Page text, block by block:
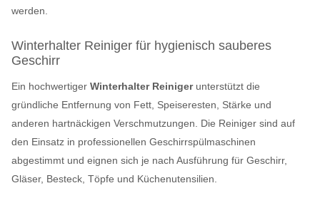
werden.
Winterhalter Reiniger für hygienisch sauberes
Geschirr
Ein hochwertiger Winterhalter Reinigerunterstützt die
gründliche Entfernung von Fett, Speiseresten, Stärke und
anderen hartnäckigen Verschmutzungen. Die Reiniger sind auf
den Einsatz in professionellen Geschirrspülmaschinen
abgestimmt und eignen sich je nach Ausführung für Geschirr,
Gläser, Besteck, Töpfe und Küchenutensilien.